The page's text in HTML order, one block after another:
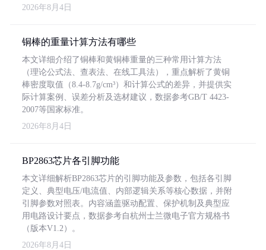
2026年8月4日
铜棒的重量计算方法有哪些
本文详细介绍了铜棒和黄铜棒重量的三种常用计算方法
（理论公式法、查表法、在线工具法），重点解析了黄铜
棒密度取值（8.4-8.7g/cm³）和计算公式的差异，并提供实
际计算案例、误差分析及选材建议，数据参考GB/T 4423-
2007等国家标准。
2026年8月4日
BP2863芯片各引脚功能
本文详细解析BP2863芯片的引脚功能及参数，包括各引脚
定义、典型电压/电流值、内部逻辑关系等核心数据，并附
引脚参数对照表。内容涵盖驱动配置、保护机制及典型应
用电路设计要点，数据参考自杭州士兰微电子官方规格书
（版本V1.2）。
2026年8月4日